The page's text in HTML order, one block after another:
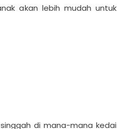
akan lebih mudah untuk
di mana-mana kedai